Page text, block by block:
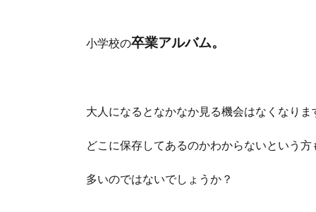
小学校の卒業アルバム。
大人になるとなかなか見る機会はなくなりま
どこに保存してあるのかわからないという方
多いのではないでしょうか？